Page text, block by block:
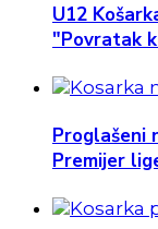
U12
"Povratak
Proglašeni
Premijer